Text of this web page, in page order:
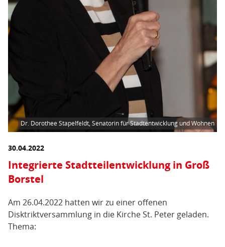
Dr. Dorothee Stapelfeldt, Senatorin für Stadtentwicklung und Wohnen
30.04.2022
Integrierte Stadtteilentwicklung in Groß
Borstel
Am 26.04.2022 hatten wir zu einer offenen
Disktriktversammlung in die Kirche St. Peter geladen.
Thema: